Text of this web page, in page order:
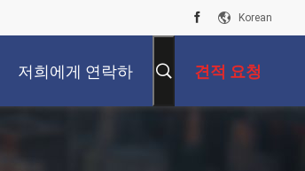
Korean
저희에게 연락하 견적 요청